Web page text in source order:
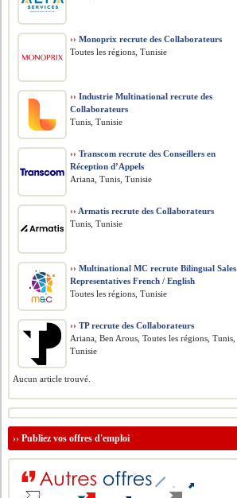
›› Monoprix recrute des Collaborateurs
Toutes les régions, Tunisie
›› Industrie Multinational recrute des
Collaborateurs
Tunis, Tunisie
›› Transcom recrute des Conseillers en
Réception d’Appels
Ariana, Tunis, Tunisie
›› Armatis recrute des Collaborateurs
Tunis, Tunisie
›› Multinational MC recrute Bilingual Sales
Representatives French / English
Toutes les régions, Tunisie
›› TP recrute des Collaborateurs
Ariana, Ben Arous, Toutes les régions, Tunis,
Tunisie
Aucun article trouvé.
››Publiez vos offres d'emploi